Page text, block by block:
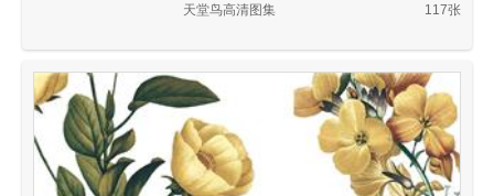
天堂鸟高清图集 117张